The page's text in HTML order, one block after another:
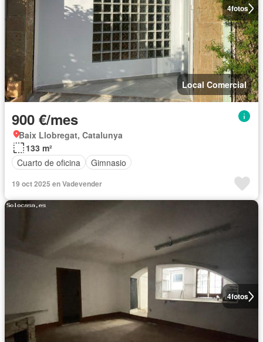
4fotos
Local Comercial
900 €/mes
Baix Llobregat, Catalunya
133 m²
Cuarto de oficina
Gimnasio
19 oct 2025 en Vadevender
4fotos